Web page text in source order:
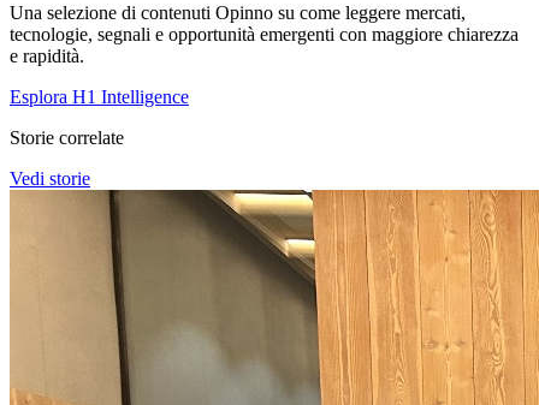
Una selezione di contenuti Opinno su come leggere mercati,
tecnologie, segnali e opportunità emergenti con maggiore chiarezza
e rapidità.
Esplora H1 Intelligence
Storie correlate
Vedi storie